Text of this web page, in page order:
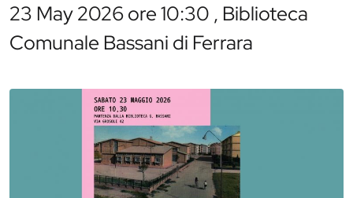
23 May 2026 ore 10:30 , Biblioteca
Comunale Bassani di Ferrara